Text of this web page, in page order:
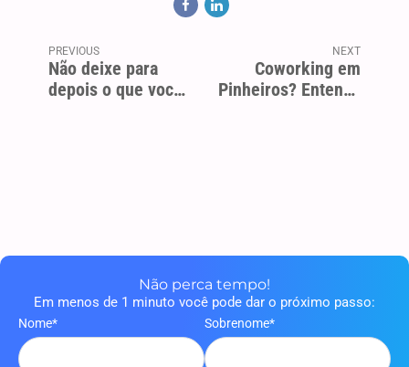
PREVIOUS
Não deixe para
depois o que você
NEXT
Coworking em
Pinheiros? Entenda
Não perca tempo!
Em menos de 1 minuto você pode dar o próximo passo:
Nome* Sobrenome*